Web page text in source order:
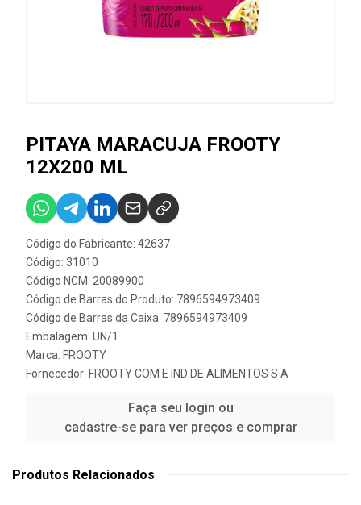
PITAYA MARACUJA FROOTY
12X200 ML
Código do Fabricante: 42637
Código: 31010
Código NCM: 20089900
Código de Barras do Produto: 7896594973409
Código de Barras da Caixa: 7896594973409
Embalagem: UN/1
Marca: FROOTY
Fornecedor: FROOTY COM E IND DE ALIMENTOS S A
Faça seu login ou
cadastre-se para ver preços e comprar
Produtos Relacionados